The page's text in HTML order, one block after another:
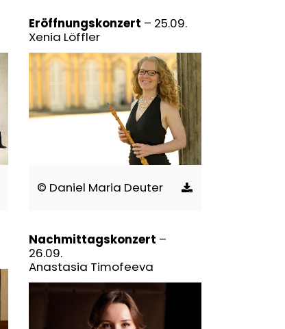
Eröffnungskonzert – 25.09.
Xenia Löffler
© Daniel Maria Deuter
Nachmittagskonzert –
26.09.
Anastasia Timofeeva